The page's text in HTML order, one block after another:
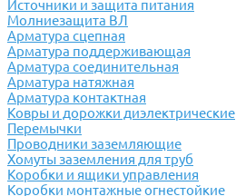
Источники и защита питания
Молниезащита ВЛ
Арматура сцепная
Арматура поддерживающая
Арматура соединительная
Арматура натяжная
Арматура контактная
Ковры и дорожки диэлектрические
Перемычки
Проводники заземляющие
Хомуты заземления для труб
Коробки и ящики управления
Коробки монтажные огнестойкие